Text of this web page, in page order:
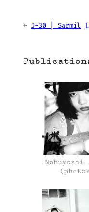
← J-30 | Sarmil
Nobuyoshi